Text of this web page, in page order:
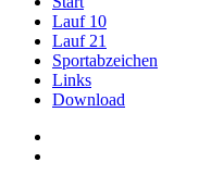
Lauf 10
Lauf 21
Sportabzeichen
Links
Download